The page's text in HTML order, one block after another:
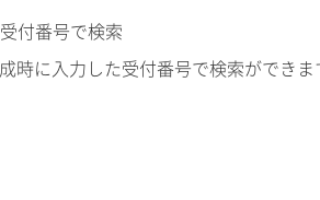
付番号で検索
時に入力した受付番号で検索ができま